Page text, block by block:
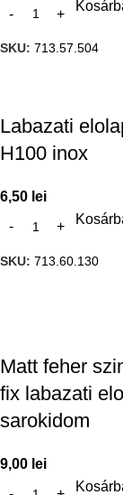
SKU: 713.57.504
Labazati
H100 inox
6,50 lei
SKU: 713.60.130
Matt feher
fix labazati
sarokidom
9,00 lei